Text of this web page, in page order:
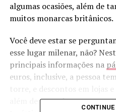
algumas ocasiões, além de
muitos monarcas britânicos.
Você deve estar se
esse lugar milenar, não?
principais informações na
euros, inclusive, a pessoa
além de entradas para
CONTINUE